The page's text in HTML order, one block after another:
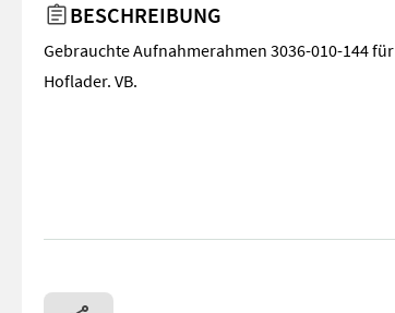
BESCHREIBUNG
Gebrauchte Aufnahmerahmen 3036-010-144
Hoflader. VB.